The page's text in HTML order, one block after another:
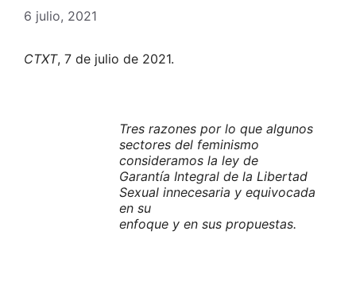
6 julio, 2021
CTXT, 7 de julio de 2021.
Tres razones por lo que algunos
sectores del feminismo
consideramos la ley de
Garantía Integral de la Libertad
Sexual innecesaria y equivocada
en su
enfoque y en sus propuestas.